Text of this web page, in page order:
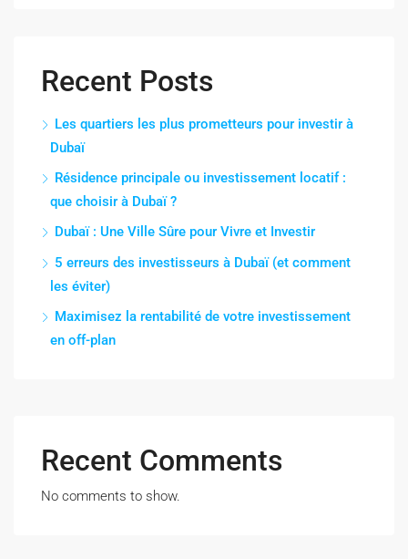
Recent Posts
Les quartiers les plus prometteurs pour investir à
Dubaï
Résidence principale ou investissement locatif :
que choisir à Dubaï ?
Dubaï : Une Ville Sûre pour Vivre et Investir
5 erreurs des investisseurs à Dubaï (et comment
les éviter)
Maximisez la rentabilité de votre investissement
en off-plan
Recent Comments
No comments to show.